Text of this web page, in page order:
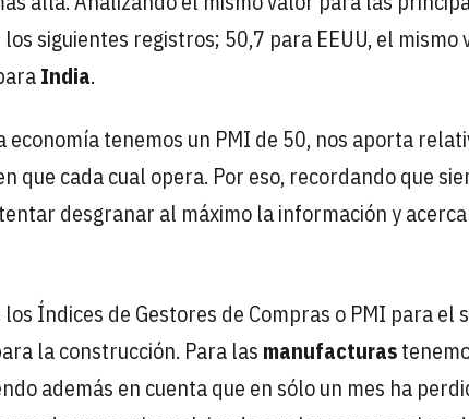
siguientes registros; 50,7 para EEUU, el mismo
India.
tenemos un PMI de 50, nos aporta
que cada cual opera. Por eso, recordando que
desgranar al máximo la información y
Índices de Gestores de Compras o PMI para el
la construcción. Para las manufacturas
además en cuenta que en sólo un mes ha